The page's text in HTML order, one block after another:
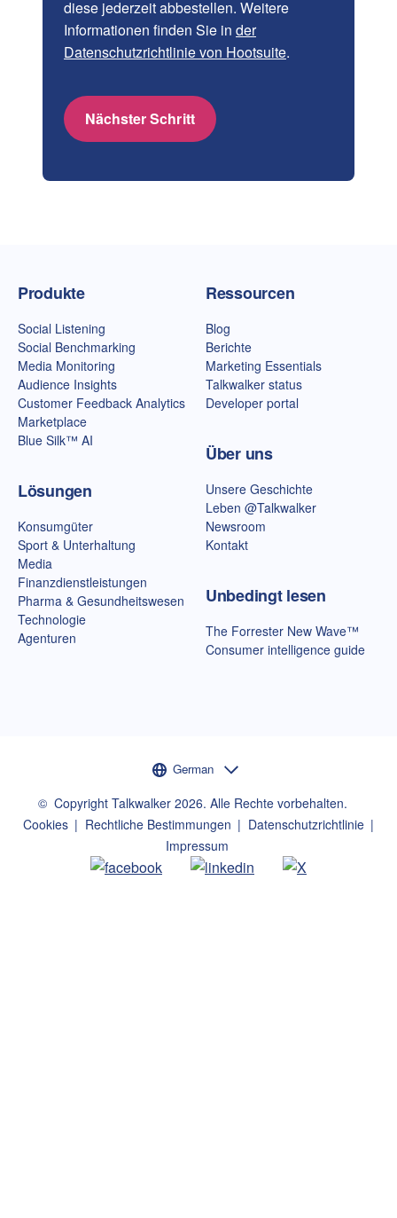
diese jederzeit abbestellen. Weitere
Informationen finden Sie in der
Datenschutzrichtlinie von Hootsuite.
Nächster Schritt
Talkwalker-Homepage
Produkte
Social Listening
Social Benchmarking
Media Monitoring
Audience Insights
Customer Feedback Analytics
Marketplace
Blue Silk™ AI
Lösungen
Konsumgüter
Sport & Unterhaltung
Media
Finanzdienstleistungen
Pharma & Gesundheitswesen
Technologie
Agenturen
Ressourcen
Blog
Berichte
Marketing Essentials
Talkwalker status
Developer portal
Über uns
Unsere Geschichte
Leben @Talkwalker
Newsroom
Kontakt
Unbedingt lesen
The Forrester New Wave™
Consumer intelligence guide
Sprachauswahl
German
©Copyright Talkwalker 2026. Alle Rechte vorbehalten.
Cookies
Rechtliche Bestimmungen
Datenschutzrichtlinie
Impressum